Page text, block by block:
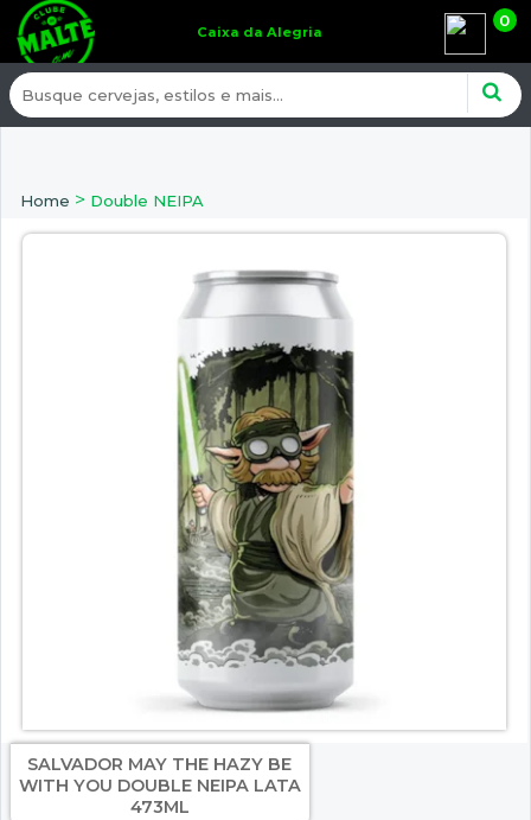
Caixa da Alegria
0
Home > Double NEIPA
SALVADOR MAY THE HAZY BE
WITH YOU DOUBLE NEIPA LATA
473ML